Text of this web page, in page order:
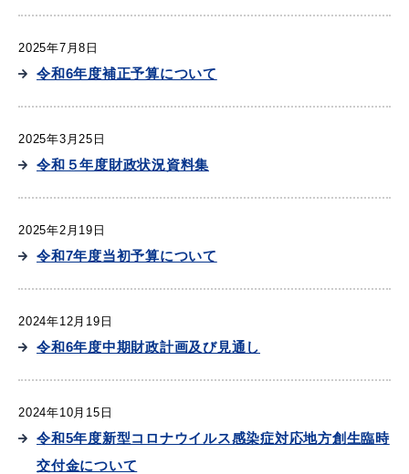
ごみ・リサイクル
防災・消防
敬老福祉乗車券
2025年7月8日
令和6年度補正予算について
2025年3月25日
令和５年度財政状況資料集
2025年2月19日
令和7年度当初予算について
2024年12月19日
令和6年度中期財政計画及び見通し
2024年10月15日
令和5年度新型コロナウイルス感染症対応地方創生臨時
交付金について